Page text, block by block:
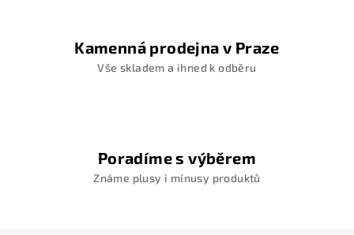
Kamenná prodejna v Praze
Vše skladem a ihned k odběru
Poradíme s výběrem
Známe plusy i mínusy produktů